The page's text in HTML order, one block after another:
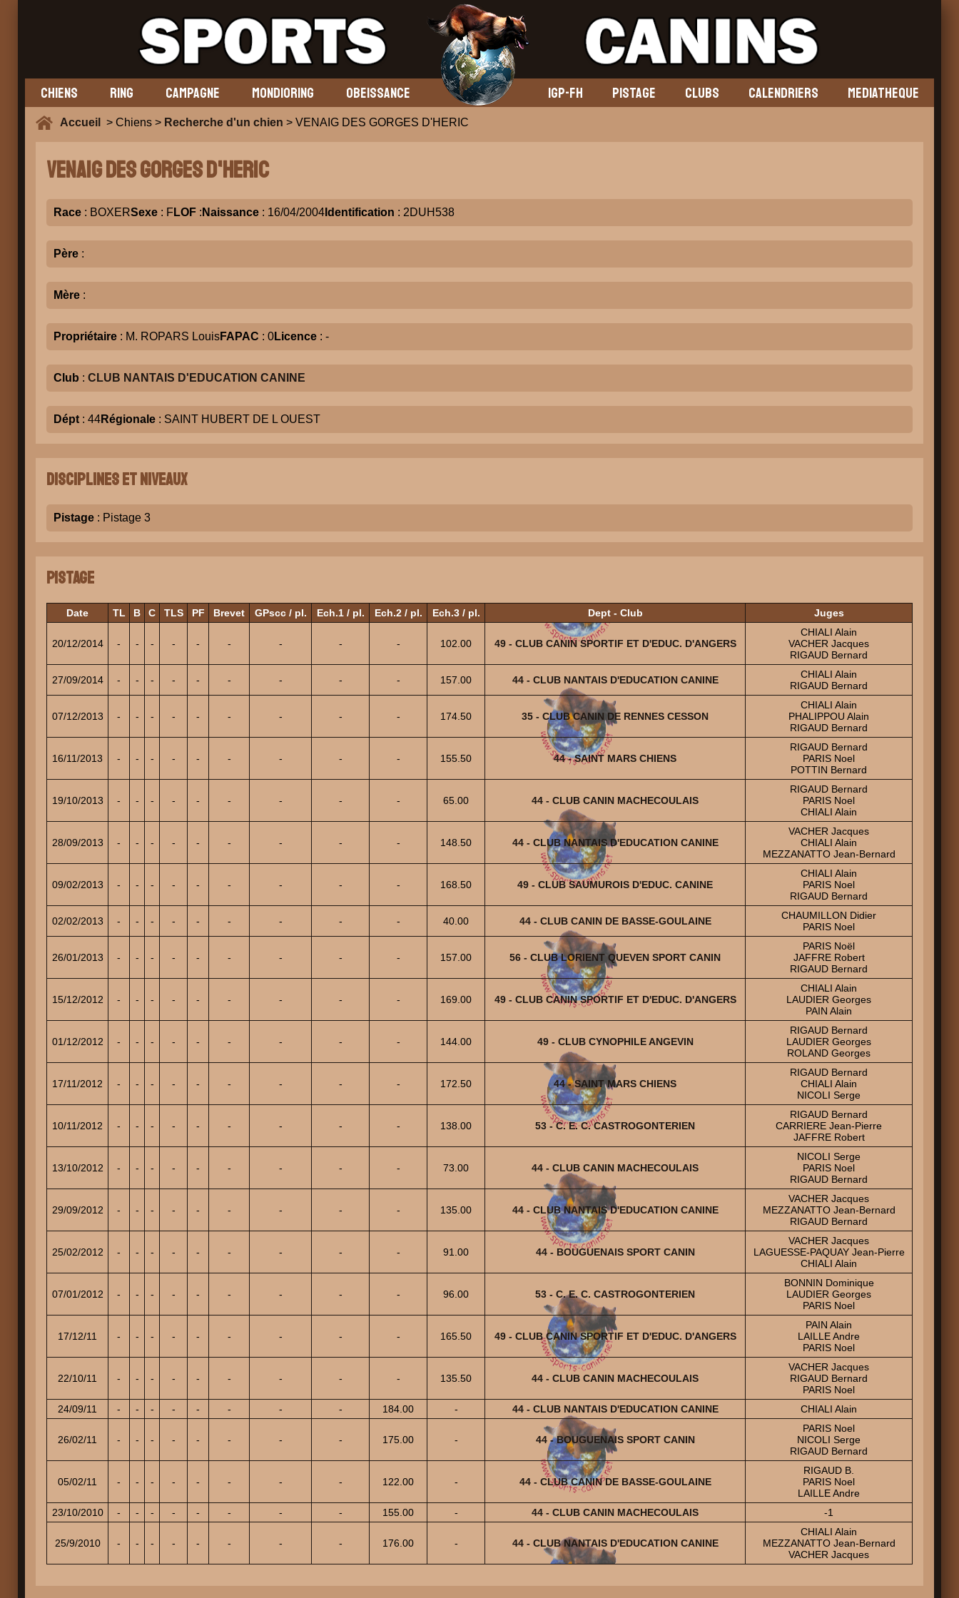
CHIENS RING CAMPAGNE MONDIORING OBEISSANCE IGP-FH PISTAGE CLUBS CALENDRIERS MEDIATHEQUE
Accueil > Chiens > Recherche d'un chien > VENAIG DES GORGES D'HERIC
VENAIG DES GORGES D'HERIC
Race : BOXERSexe : FLOF : Naissance : 16/04/2004 Identification : 2DUH538
Père :
Mère :
Propriétaire : M. ROPARS LouisFAPAC : 0Licence : -
Club : CLUB NANTAIS D'EDUCATION CANINE
Dépt : 44Régionale : SAINT HUBERT DE L OUEST
Disciplines et niveaux
Pistage : Pistage 3
Pistage
Date TL B C TLS PF Brevet GPscc / pl. Ech.1 / pl. Ech.2 / pl. Ech.3 / pl. Dept - Club Juges
20/12/2014 - - - - - - - - - 102.00 49 - CLUB CANIN SPORTIF ET D'EDUC. D'ANGERS
CHIALI Alain
VACHER Jacques
RIGAUD Bernard
27/09/2014 - - - - - - - - - 157.00 44 - CLUB NANTAIS D'EDUCATION CANINE
CHIALI Alain
RIGAUD Bernard
07/12/2013 - - - - - - - - - 174.50 35 - CLUB CANIN DE RENNES CESSON
CHIALI Alain
PHALIPPOU Alain
RIGAUD Bernard
16/11/2013 - - - - - - - - - 155.50 44 - SAINT MARS CHIENS
RIGAUD Bernard
PARIS Noel
POTTIN Bernard
19/10/2013 - - - - - - - - - 65.00 44 - CLUB CANIN MACHECOULAIS
RIGAUD Bernard
PARIS Noel
CHIALI Alain
28/09/2013 - - - - - - - - - 148.50 44 - CLUB NANTAIS D'EDUCATION CANINE
VACHER Jacques
CHIALI Alain
MEZZANATTO Jean-Bernard
09/02/2013 - - - - - - - - - 168.50 49 - CLUB SAUMUROIS D'EDUC. CANINE
CHIALI Alain
PARIS Noel
RIGAUD Bernard
02/02/2013 - - - - - - - - - 40.00 44 - CLUB CANIN DE BASSE-GOULAINE
CHAUMILLON Didier
PARIS Noel
26/01/2013 - - - - - - - - - 157.00 56 - CLUB LORIENT QUEVEN SPORT CANIN
PARIS Noël
JAFFRE Robert
RIGAUD Bernard
15/12/2012 - - - - - - - - - 169.00 49 - CLUB CANIN SPORTIF ET D'EDUC. D'ANGERS
CHIALI Alain
LAUDIER Georges
PAIN Alain
01/12/2012 - - - - - - - - - 144.00 49 - CLUB CYNOPHILE ANGEVIN
RIGAUD Bernard
LAUDIER Georges
ROLAND Georges
17/11/2012 - - - - - - - - - 172.50 44 - SAINT MARS CHIENS
RIGAUD Bernard
CHIALI Alain
NICOLI Serge
10/11/2012 - - - - - - - - - 138.00 53 - C. E. C. CASTROGONTERIEN
RIGAUD Bernard
CARRIERE Jean-Pierre
JAFFRE Robert
13/10/2012 - - - - - - - - - 73.00 44 - CLUB CANIN MACHECOULAIS
NICOLI Serge
PARIS Noel
RIGAUD Bernard
29/09/2012 - - - - - - - - - 135.00 44 - CLUB NANTAIS D'EDUCATION CANINE
VACHER Jacques
MEZZANATTO Jean-Bernard
RIGAUD Bernard
25/02/2012 - - - - - - - - - 91.00 44 - BOUGUENAIS SPORT CANIN
VACHER Jacques
LAGUESSE-PAQUAY Jean-Pierre
CHIALI Alain
07/01/2012 - - - - - - - - - 96.00 53 - C. E. C. CASTROGONTERIEN
BONNIN Dominique
LAUDIER Georges
PARIS Noel
17/12/11 - - - - - - - - - 165.50 49 - CLUB CANIN SPORTIF ET D'EDUC. D'ANGERS
PAIN Alain
LAILLE Andre
PARIS Noel
22/10/11 - - - - - - - - - 135.50 44 - CLUB CANIN MACHECOULAIS
VACHER Jacques
RIGAUD Bernard
PARIS Noel
24/09/11
- - - - - - - - 184.00 - 44 - CLUB NANTAIS D'EDUCATION CANINE CHIALI Alain
26/02/11 - - - - - - - - 175.00 - 44 - BOUGUENAIS SPORT CANIN
PARIS Noel
NICOLI Serge
RIGAUD Bernard
05/02/11 - - - - - - - - 122.00 - 44 - CLUB CANIN DE BASSE-GOULAINE
RIGAUD B.
PARIS Noel
LAILLE Andre
23/10/2010
- - - - - - - - 155.00 - 44 - CLUB CANIN MACHECOULAIS -1
25/9/2010 - - - - - - - - 176.00 - 44 - CLUB NANTAIS D'EDUCATION CANINE
CHIALI Alain
MEZZANATTO Jean-Bernard
VACHER Jacques